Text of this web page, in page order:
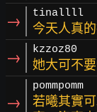
→ tinallll
今天人真
→ kzzoz80
她大可不
→
pommpomm
若曦其實